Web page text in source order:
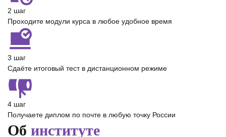
2 шаг
Проходите модули курса в любое удобное время
3 шаг
Сдаёте итоговый тест в дистанционном режиме
4 шаг
Получаете диплом по почте в любую точку России
Об институте